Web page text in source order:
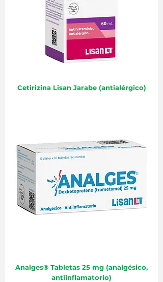
Cetirizina Lisan Jarabe (antialérgico)
Analges® Tabletas 25 mg (analgésico,
antiinflamatorio)